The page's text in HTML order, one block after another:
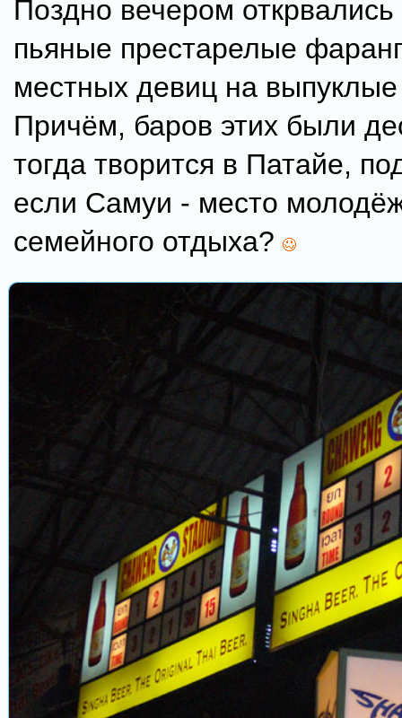
Поздно вечером
пьяные престарелые
местных девиц на
Причём, баров этих были
тогда творится в Патайе,
если Самуи - место
семейного отдыха?